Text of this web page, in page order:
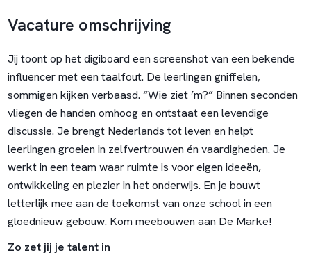
Vacature omschrijving
Jij toont op het digiboard een screenshot van een bekende
influencer met een taalfout. De leerlingen gniffelen,
sommigen kijken verbaasd. “Wie ziet ’m?” Binnen seconden
vliegen de handen omhoog en ontstaat een levendige
discussie. Je brengt Nederlands tot leven en helpt
leerlingen groeien in zelfvertrouwen én vaardigheden. Je
werkt in een team waar ruimte is voor eigen ideeën,
ontwikkeling en plezier in het onderwijs. En je bouwt
letterlijk mee aan de toekomst van onze school in een
gloednieuw gebouw. Kom meebouwen aan De Marke!
Zo zet jij je talent in